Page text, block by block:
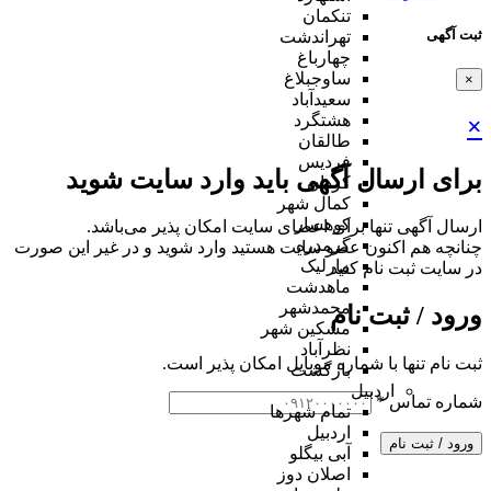
ثبت آگهی
×
×
برای ارسال آگهی باید وارد سایت شوید
ارسال آگهی تنها برای اعضای سایت امکان پذیر می‌باشد.
چنانچه هم‌ اکنون عضو سایت هستید وارد شوید و در غیر این صورت
در سایت ثبت نام کنید
ورود / ثبت نام
ثبت نام تنها با شماره موبایل امکان پذیر است.
شماره تماس*
ورود / ثبت نام
تنکمان
تهراندشت
چهارباغ
ساوجبلاغ
سعیدآباد
هشتگرد
طالقان
فردیس
کردان
کمال شهر
کوهسار
گرمدره
مارلیک
ماهدشت
محمدشهر
مشکین شهر
نظرآباد
بازگشت
اردبیل
تمام شهر‌ها
اردبیل
آبی بیگلو
اصلان دوز